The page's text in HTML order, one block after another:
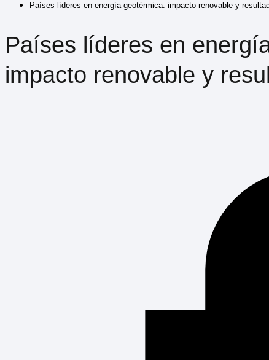
Países líderes en energía geotérmica: impacto renovable y
Países líderes en
impacto renovable y